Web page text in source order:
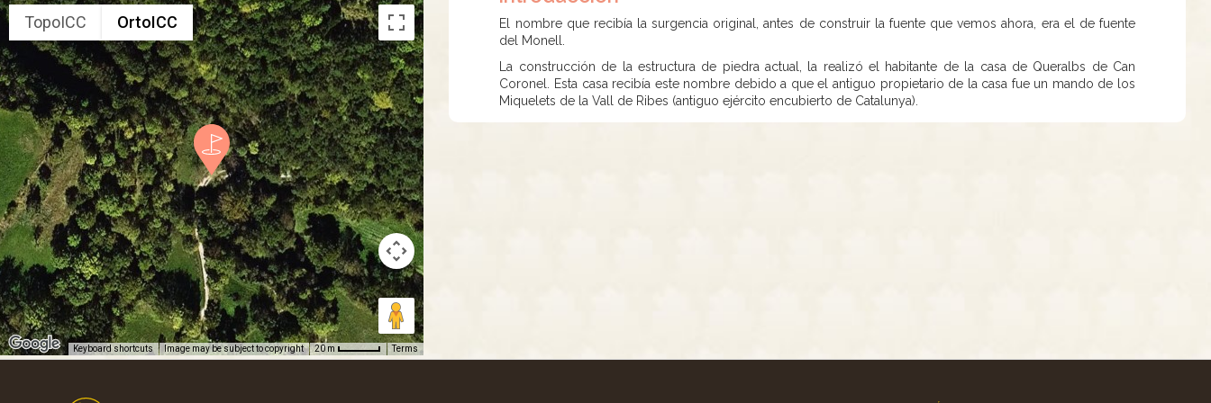
TopoICC OrtoICC
Keyboard shortcuts Image may be subject to copyright 20 m Terms
El nombre que recibía la surgencia original, antes de construir la fuente que vemos ahora, era el de fuente
del Monell.
La construcción de la estructura de piedra actual, la realizó el habitante de la casa de Queralbs de Can
Coronel. Esta casa recibía este nombre debido a que el antiguo propietario de la casa fue un mando de los
Miquelets de la Vall de Ribes (antiguo ejército encubierto de Catalunya).